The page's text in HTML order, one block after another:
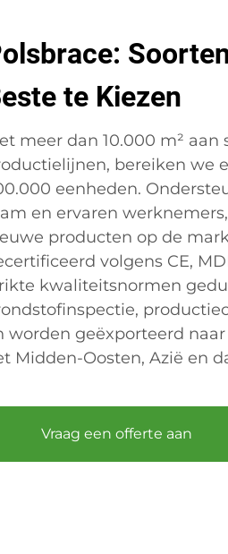
te Kiezen
meer dan 10.000 m²
bereiken we
eenheden.
en ervaren
producten op de
volgens CE,
kwaliteitsnormen
worden geëxporteerd
Midden-Oosten, Azië en
Vraag een offerte aan